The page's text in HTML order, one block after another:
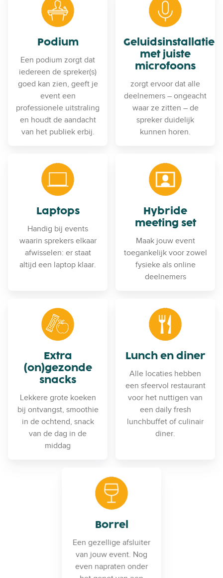
Podium
Een podium zorgt dat
iedereen de spreker(s)
goed kan zien, geeft je
event een
professionele uitstraling
en houdt de aandacht
van het publiek erbij.
Geluidsinstallatie
met juiste
microfoons
zorgt ervoor dat alle
deelnemers – ongeacht
waar ze zitten – de
spreker duidelijk
kunnen horen.
Laptops
Handig bij events
waarin sprekers elkaar
afwisselen: er staat
altijd een laptop klaar.
Hybride
meeting set
Maak jouw event
toegankelijk voor zowel
fysieke als online
deelnemers
Extra
(on)gezonde
snacks
Lekkere grote koeken
bij ontvangst, smoothie
in de ochtend, snack
van de dag in de
middag
Lunch en diner
Alle locaties hebben
een sfeervol restaurant
voor het nuttigen van
een daily fresh
lunchbuffet of culinair
diner.
Borrel
Een gezellige afsluiter
van jouw event. Nog
even napraten onder